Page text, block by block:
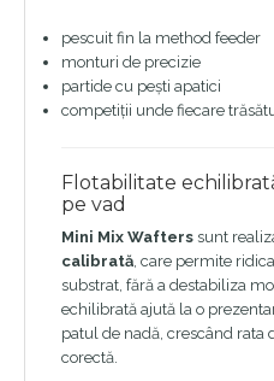
pescuit fin la method feeder
monturi de precizie
partide cu pești apatici
competiții unde fiecare
Flotabilitate
pe vad
Mini Mix Wafters sunt
calibrată , care permite
substrat, fără a destabiliza
echilibrată ajută la o
patul de nadă, crescând rata
corectă.